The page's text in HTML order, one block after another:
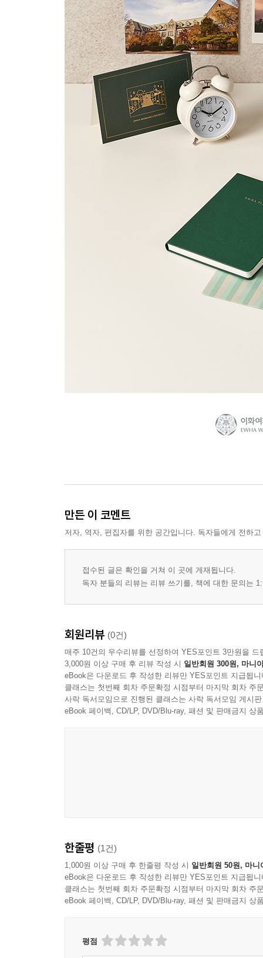
만든 이 코멘트
저자, 역자, 편집자를 위한 공간입니다. 독자들에게 전하
접수된 글은 확인을 거쳐 이 곳에 게재됩니다.
독자 분들의 리뷰는 리뷰 쓰기를, 책에 대한 문의는
회원리뷰 (0건)
매주 10건의 우수리뷰를 선정하여 YES포인트 3만원을 드
3,000원 이상 구매 후 리뷰 작성 시 일반회원 300원, 마니
eBook은 다운로드 후 작성한 리뷰만 YES포인트 지급됩니
클래스는 첫번째 회차 주문확정 시점부터 마지막 회차 주
사락 독서모임으로 진행된 클래스는 사락 독서모임 게시
eBook 페이백, CD/LP, DVD/Blu-ray, 패션 및 판매금지 상
한줄평 (1건)
1,000원 이상 구매 후 한줄평 작성 시 일반회원 50원, 마니
eBook은 다운로드 후 작성한 리뷰만 YES포인트 지급됩니
클래스는 첫번째 회차 주문확정 시점부터 마지막 회차 주
eBook 페이백, CD/LP, DVD/Blu-ray, 패션 및 판매금지 상
평점